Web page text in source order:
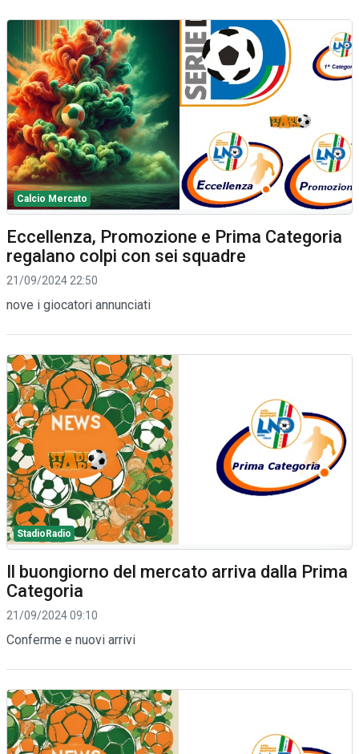
Calcio Mercato
Eccellenza, Promozione e Prima Categoria
regalano colpi con sei squadre
21/09/2024 22:50
nove i giocatori annunciati
StadioRadio
Il buongiorno del mercato arriva dalla Prima
Categoria
21/09/2024 09:10
Conferme e nuovi arrivi